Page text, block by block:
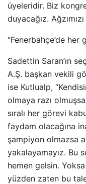
üyeleridir. Biz
duyacağız.
“Fenerbahçe’de
Sadettin Saran’ın
A.Ş. başkan vekili
ise Kutlualp,
olmaya razı
sıralı her görevi
faydam olacağına
şampiyon olmazsa
yakalayamayız. Bu
hemen gelsin.
yüzden zaten bu